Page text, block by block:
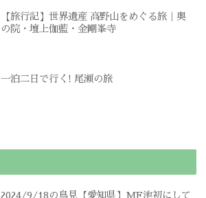
【旅行記】世界遺産 高野山をめぐる旅｜奥
の院・壇上伽藍・金剛峯寺
一泊二日で行く! 尾瀬の旅
2024/9/18の鳥見【愛知県】MF池初にして